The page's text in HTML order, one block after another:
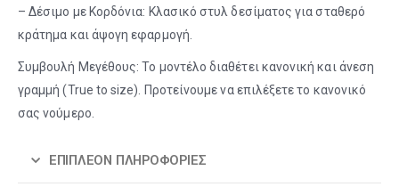
– Δέσιμο με Κορδόνια: Κλασικό στυλ δεσίματος για σταθερό
κράτημα και άψογη εφαρμογή.
Συμβουλή Μεγέθους: Το μοντέλο διαθέτει κανονική και άνεση
γραμμή (True to size). Προτείνουμε να επιλέξετε το κανονικό
σας νούμερο.
ΕΠΙΠΛΈΟΝ ΠΛΗΡΟΦΟΡΊΕΣ